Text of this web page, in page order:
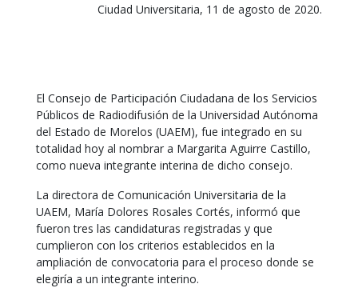
Ciudad Universitaria, 11 de agosto de 2020.
El Consejo de Participación Ciudadana de los Servicios
Públicos de Radiodifusión de la Universidad Autónoma
del Estado de Morelos (UAEM), fue integrado en su
totalidad hoy al nombrar a Margarita Aguirre Castillo,
como nueva integrante interina de dicho consejo.
La directora de Comunicación Universitaria de la
UAEM, María Dolores Rosales Cortés, informó que
fueron tres las candidaturas registradas y que
cumplieron con los criterios establecidos en la
ampliación de convocatoria para el proceso donde se
elegiría a un integrante interino.